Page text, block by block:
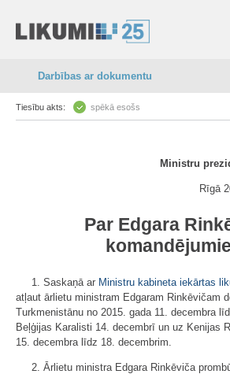
Darbības ar dokumentu
Tiesību akts: spēkā esošs
Ministru
Rīgā
Par Edgara
1. Saskaņā ar Ministru kabineta iekārtas
atļaut ārlietu ministram Edgaram Rinkēvičam
Turkmenistānu no 2015. gada 11. decembra
Beļģijas Karalisti 14. decembrī un uz Kenijas
15. decembra līdz 18. decembrim.
2. Ārlietu ministra Edgara Rinkēviča